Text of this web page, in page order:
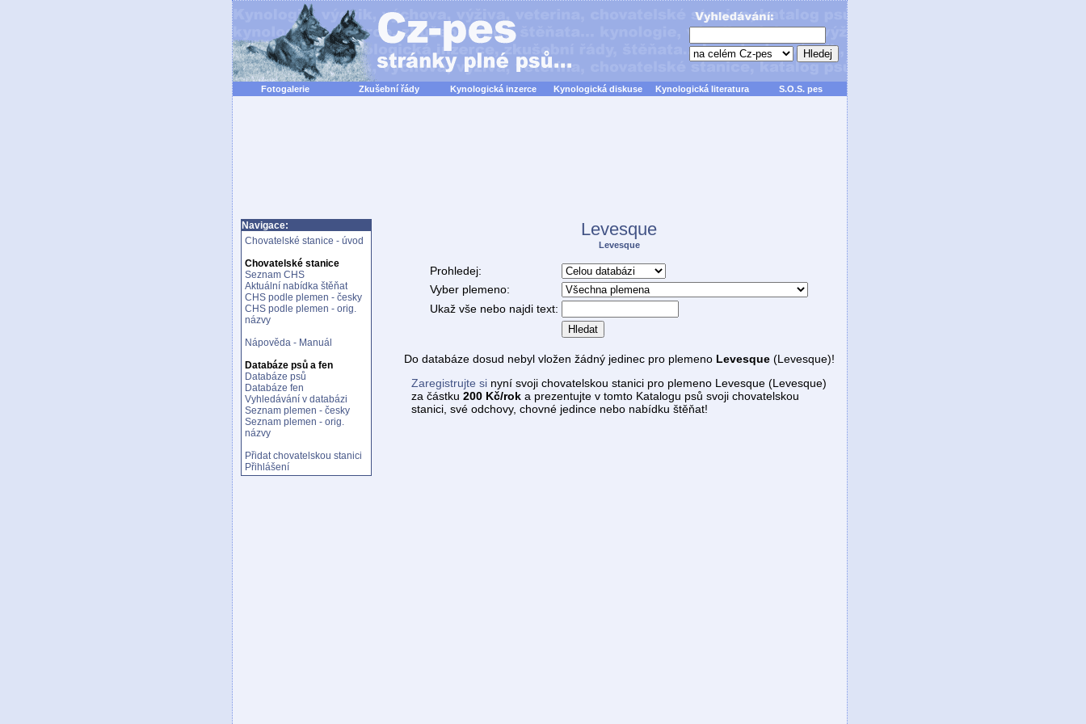
Fotogalerie Zkušební řády Kynologická inzerce Kynologická diskuse Kynologická literatura S.O.S. pes
Navigace:
Chovatelské stanice - úvod
Chovatelské stanice
Seznam CHS
Aktuální nabídka štěňat
CHS podle plemen - česky
CHS podle plemen - orig.
názvy
Nápověda - Manuál
Databáze psů a fen
Databáze psů
Databáze fen
Vyhledávání v databázi
Seznam plemen - česky
Seznam plemen - orig.
názvy
Přidat chovatelskou stanici
Přihlášení
Levesque
Levesque
Prohledej:
Vyber plemeno:
Ukaž vše nebo najdi text:
Hledat
Do databáze dosud nebyl vložen žádný jedinec pro plemeno Levesque(Levesque)!
Zaregistrujte si nyní svoji chovatelskou stanici pro plemeno Levesque (Levesque)
za částku 200 Kč/rok a prezentujte v tomto Katalogu psů svoji chovatelskou
stanici, své odchovy, chovné jedince nebo nabídku štěňat!